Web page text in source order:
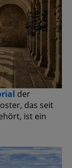
der
das seit
ist ein